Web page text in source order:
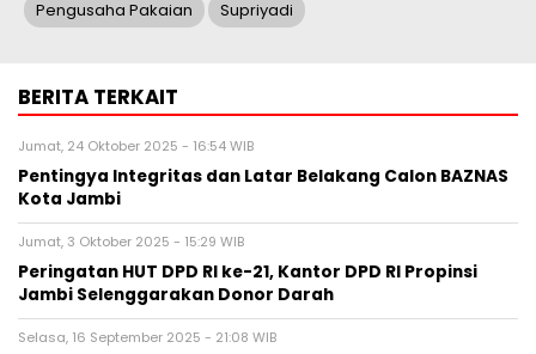
Pengusaha Pakaian Supriyadi
BERITA TERKAIT
Jumat, 24 Oktober 2025 - 16:54 WIB
Pentingya Integritas dan Latar Belakang Calon BAZNAS
Kota Jambi
Jumat, 3 Oktober 2025 - 15:29 WIB
Peringatan HUT DPD RI ke-21, Kantor DPD RI Propinsi
Jambi Selenggarakan Donor Darah
Selasa, 16 September 2025 - 21:08 WIB